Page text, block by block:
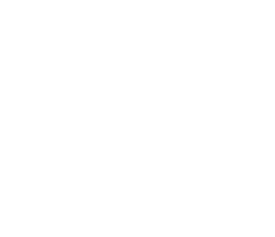
Set
Unior Werkzeug-
mit Anwendern
optimiert.